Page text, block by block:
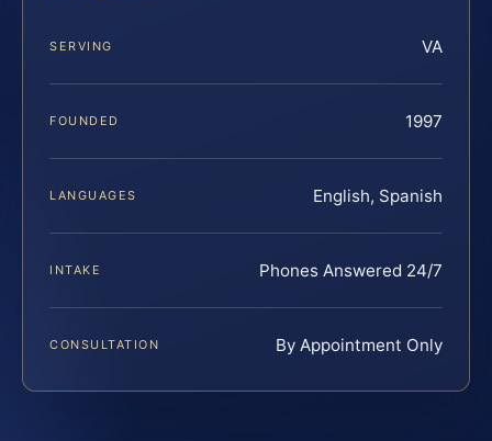
SERVING VA
FOUNDED 1997
LANGUAGES English, Spanish
INTAKE Phones Answered 24/7
CONSULTATION By Appointment Only